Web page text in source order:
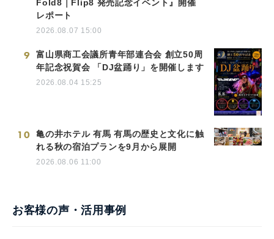
Fold8｜Flip8 発売記念イベント』開催
レポート
2026.08.07 15:00
9
富山県商工会議所青年部連合会 創立50周
年記念祝賀会 「DJ盆踊り」を開催します
2026.08.04 15:25
10
亀の井ホテル 有馬 有馬の歴史と文化に触
れる秋の宿泊プランを9月から展開
2026.08.06 11:00
お客様の声・活用事例